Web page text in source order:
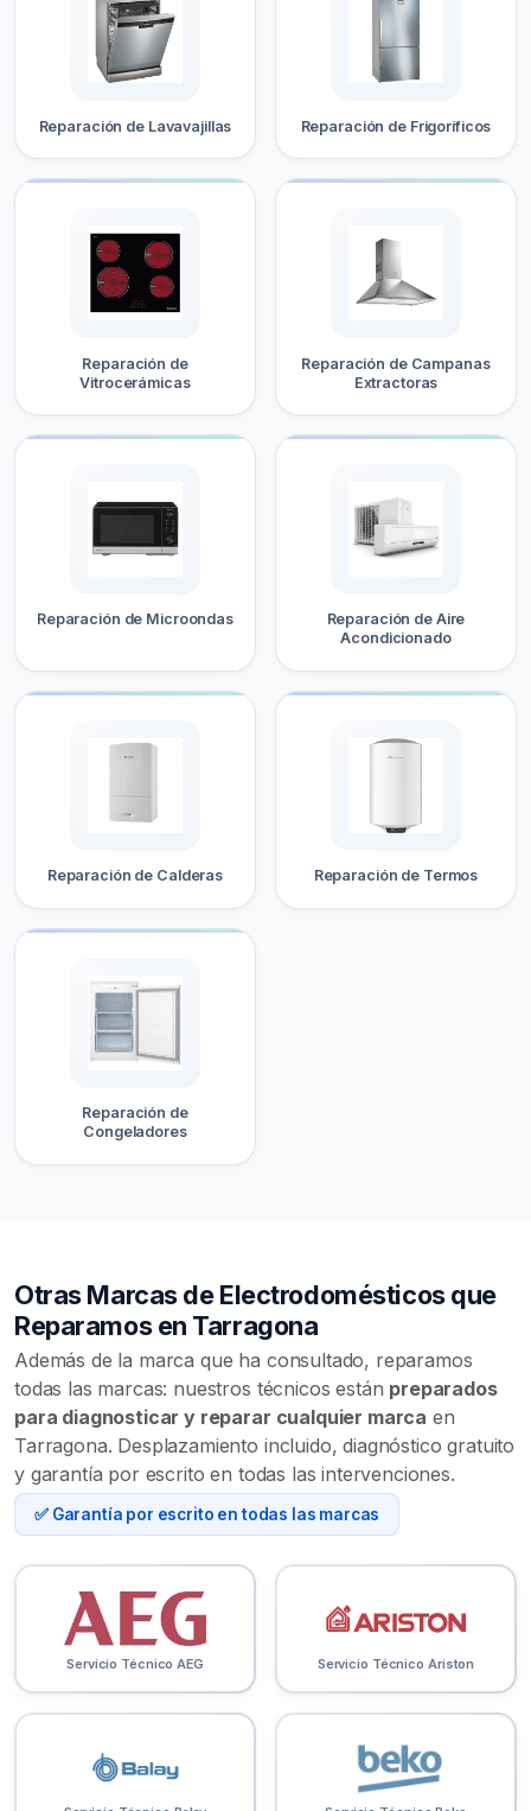
Reparación de Lavavajillas Reparación de Frigoríficos
Reparación de
Vitrocerámicas
Reparación de Campanas
Extractoras
Reparación de Microondas
Reparación de Aire
Acondicionado
Reparación de Calderas Reparación de Termos
Reparación de
Congeladores
Otras Marcas de Electrodomésticos que
Reparamos en Tarragona
Además de la marca que ha consultado, reparamos
todas las marcas: nuestros técnicos están preparados
para diagnosticar y reparar cualquier marca en
Tarragona. Desplazamiento incluido, diagnóstico gratuito
y garantía por escrito en todas las intervenciones.
✅ Garantía por escrito en todas las marcas
Servicio Técnico AEG Servicio Técnico Ariston